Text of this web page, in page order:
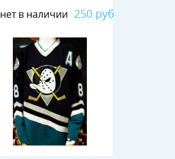
нет в наличии 250 руб